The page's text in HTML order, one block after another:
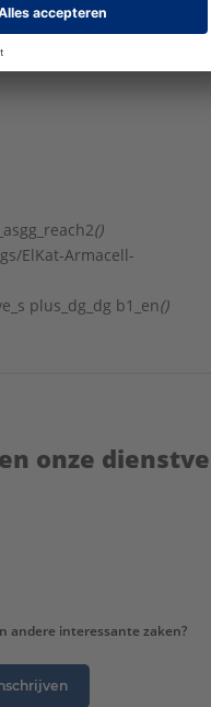
()
ElKat-Armacell-
plus_dg_dg b1_en()
onze
andere interessante zaken?